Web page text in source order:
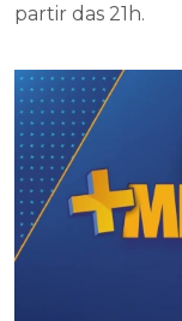
partir das 21h.